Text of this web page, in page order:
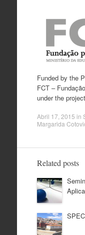
Funded by the
FCT –
under the
Abril 17, 2015 in
Margarida
Related posts